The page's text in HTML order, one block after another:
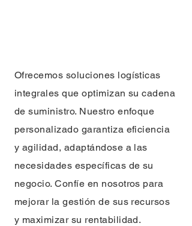
Ofrecemos soluciones logísticas
integrales que optimizan su cadena
de suministro. Nuestro enfoque
personalizado garantiza eficiencia
y agilidad, adaptándose a las
necesidades específicas de su
negocio. Confíe en nosotros para
mejorar la gestión de sus recursos
y maximizar su rentabilidad.